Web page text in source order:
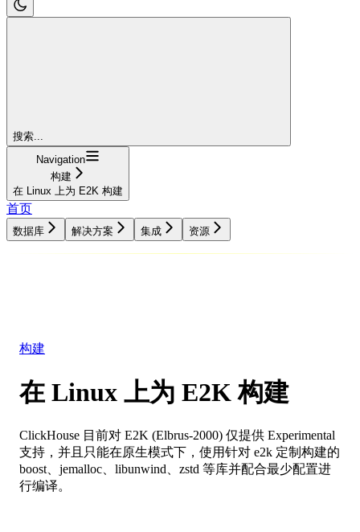
搜索...
Navigation
构建
在 Linux 上为 E2K 构建
首页
数据库 解决方案 集成 资源
构建
在 Linux 上为 E2K 构建
ClickHouse 目前对 E2K (Elbrus-2000) 仅提供 Experimental
支持，并且只能在原生模式下，使用针对 e2k 定制构建的
boost、jemalloc、libunwind、zstd 等库并配合最少配置进
行编译。